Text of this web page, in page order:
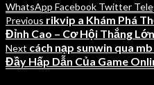
WhatsApp Facebook Twitter
Previous rikvip a Khám Phá
Đỉnh Cao – Cơ Hội Thắng
Next cách nạp sunwin qua
Đầy Hấp Dẫn Của Game